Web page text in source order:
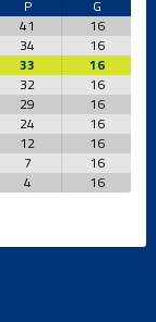
P
G
41
16
34
16
33
16
32
16
29
16
24
16
12
16
7
16
4 16